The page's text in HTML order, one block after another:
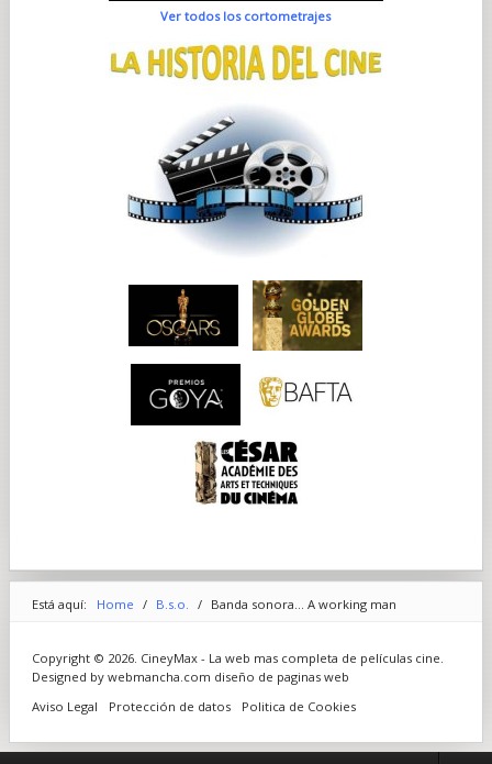
Ver todos los cortometrajes
Está aquí: Home / B.s.o. / Banda sonora... A working man
Copyright © 2026. CineyMax - La web mas completa de películas cine.
Designed by webmancha.com diseño de paginas web
Aviso Legal
Protección de datos Politica de Cookies